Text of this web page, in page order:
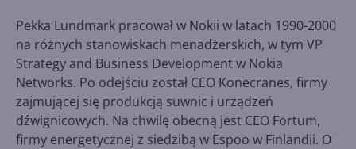
Pekka Lundmark pracował w Nokii w latach 1990-2000
na różnych stanowiskach menadżerskich, w tym VP
Strategy and Business Development w Nokia
Networks. Po odejściu został CEO Konecranes, firmy
zajmującej się produkcją suwnic i urządzeń
dźwignicowych. Na chwilę obecną jest CEO Fortum,
firmy energetycznej z siedzibą w Espoo w Finlandii. O